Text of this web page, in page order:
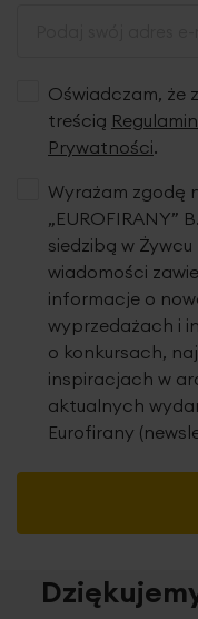
Oświadczam, że
treścią
Prywatności.
Wyrażam zgodę
„EUROFIRANY”
siedzibą w
wiadomości
informacje o
wyprzedażach i
o konkursach,
inspiracjach w
aktualnych
Eurofirany